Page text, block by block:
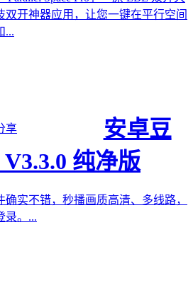
双开神器应用，让您一键在平行空间
...
享
安卓豆
纯净版
实不错，秒播画质高清、多线路，
录。...